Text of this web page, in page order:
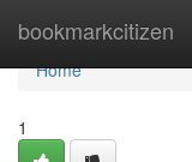
bookmarkcitizen
Home
Home
1